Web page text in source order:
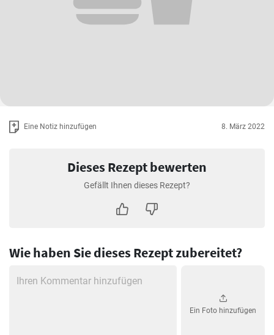
Eine Notiz hinzufügen 8. März 2022
Dieses Rezept bewerten
Gefällt Ihnen dieses Rezept?
Wie haben Sie dieses Rezept zubereitet?
Ein Foto hinzufügen